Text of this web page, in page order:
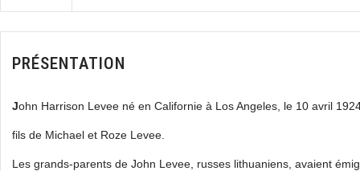
PRÉSENTATION
John Harrison Levee né en Californie à Los Angeles, le 10 avril
fils de Michael et Roze Levee.
Les grands-parents de John Levee, russes lithuaniens, avaient